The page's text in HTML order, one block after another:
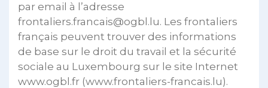
par email à l’adresse
frontaliers.francais@ogbl.lu. Les frontaliers
français peuvent trouver des informations
de base sur le droit du travail et la sécurité
sociale au Luxembourg sur le site Internet
www.ogbl.fr (www.frontaliers-francais.lu).